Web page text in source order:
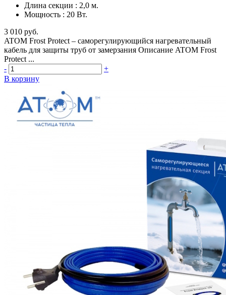
Длина секции : 2,0 м.
Мощность : 20 Вт.
3 010 руб.
ATOM Frost Protect – саморегулирующийся нагревательный
кабель для защиты труб от замерзания Описание ATOM Frost
Protect ...
-
+
В корзину